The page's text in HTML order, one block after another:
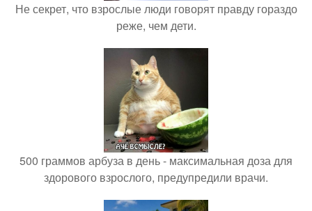
Не секрет, что взрослые люди говорят правду гораздо
реже, чем дети.
500 граммов арбуза в день - максимальная доза для
здорового взрослого, предупредили врачи.